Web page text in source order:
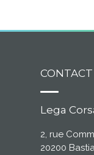
CONTACT
Lega
2, rue
20200